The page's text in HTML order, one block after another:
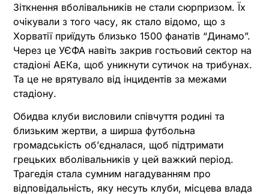
Зіткнення вболівальників не стали сюрпризом. Їх
очікували з того часу, як стало відомо, що з
Хорватії приїдуть близько 1500 фанатів “Динамо”.
Через це УЄФА навіть закрив гостьовий сектор на
стадіоні АЕКа, щоб уникнути сутичок на трибунах.
Та це не врятувало від інцидентів за межами
стадіону.
Обидва клуби висловили співчуття родині та
близьким жертви, а ширша футбольна
громадськість об’єдналася, щоб підтримати
грецьких вболівальників у цей важкий період.
Трагедія стала сумним нагадуванням про
відповідальність, яку несуть клуби, місцева влада